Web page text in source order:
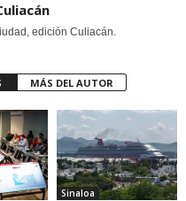
edición Culiacán.
MÁS DEL AUTOR
Sinaloa